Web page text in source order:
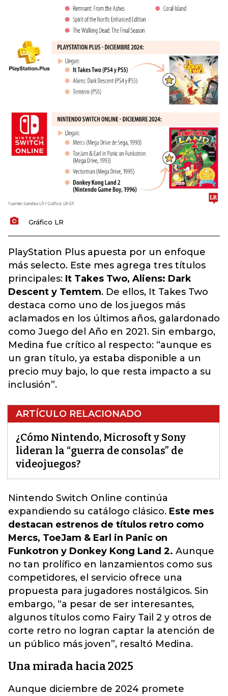
Gráfico LR
PlayStation Plus apuesta por un enfoque
más selecto. Este mes agrega tres títulos
principales: It Takes Two, Aliens: Dark
Descent y Temtem. De ellos, It Takes Two
destaca como uno de los juegos más
aclamados en los últimos años, galardonado
como Juego del Año en 2021. Sin embargo,
Medina fue crítico al respecto: “aunque es
un gran título, ya estaba disponible a un
precio muy bajo, lo que resta impacto a su
inclusión”.
ARTÍCULO RELACIONADO
¿Cómo Nintendo, Microsoft y Sony
lideran la “guerra de consolas” de
videojuegos?
Nintendo Switch Online continúa
expandiendo su catálogo clásico. Este mes
destacan estrenos de títulos retro como
Mercs, ToeJam & Earl in Panic on
Funkotron y Donkey Kong Land 2. Aunque
no tan prolífico en lanzamientos como sus
competidores, el servicio ofrece una
propuesta para jugadores nostálgicos. Sin
embargo, “a pesar de ser interesantes,
algunos títulos como Fairy Tail 2 y otros de
corte retro no logran captar la atención de
un público más joven”, resaltó Medina.
Una mirada hacia 2025
Aunque diciembre de 2024 promete